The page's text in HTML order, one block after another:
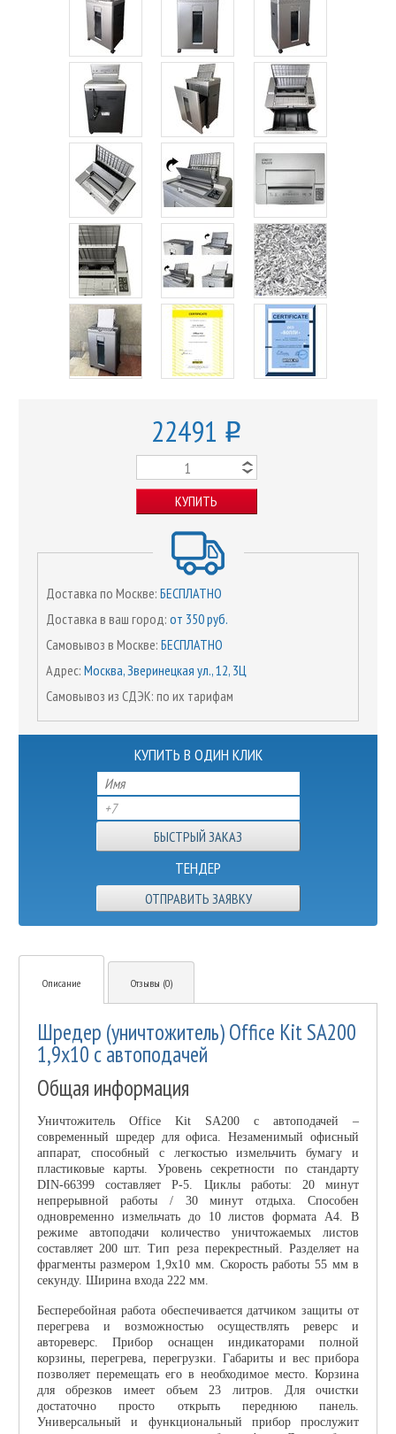
22491 o
КУПИТЬ
Доставка по Москве: БЕСПЛАТНО
Доставка в ваш город: от 350 руб.
Самовывоз в Москве: БЕСПЛАТНО
Адрес: Москва, Зверинецкая ул., 12, 3Ц
Самовывоз из СДЭК: по их тарифам
КУПИТЬ В ОДИН КЛИК
ТЕНДЕР
ОТПРАВИТЬ ЗАЯВКУ
Описание Отзывы (0)
Шредер (уничтожитель) Office Kit SA200
1,9х10 с автоподачей
Общая информация
Уничтожитель Office Kit SA200 с автоподачей –
современный шредер для офиса. Незаменимый офисный
аппарат, способный с легкостью измельчить бумагу и
пластиковые карты. Уровень секретности по стандарту
DIN-66399 составляет P-5. Циклы работы: 20 минут
непрерывной работы / 30 минут отдыха. Способен
одновременно измельчать до 10 листов формата А4. В
режиме автоподачи количество уничтожаемых листов
составляет 200 шт. Тип реза перекрестный. Разделяет на
фрагменты размером 1,9x10 мм. Скорость работы 55 мм в
секунду. Ширина входа 222 мм.
Бесперебойная работа обеспечивается датчиком защиты от
перегрева и возможностью осуществлять реверс и
автореверс. Прибор оснащен индикаторами полной
корзины, перегрева, перегрузки. Габариты и вес прибора
позволяет перемещать его в необходимое место. Корзина
для обрезков имеет объем 23 литров. Для очистки
достаточно просто открыть переднюю панель.
Универсальный и функциональный прибор прослужит